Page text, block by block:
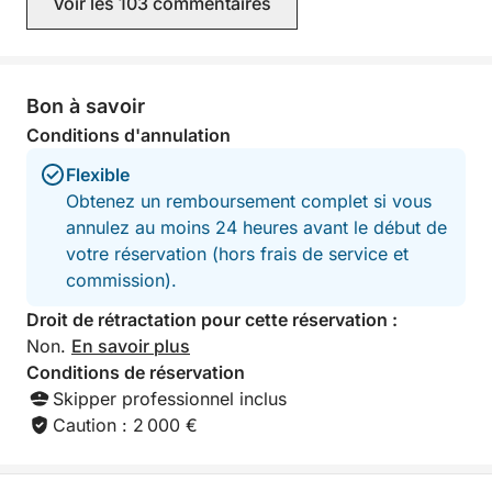
- Apportez votre pique-nique ou profitez d'un
Ce qui rend cette expérience unique, c'est sa
simplicité et son attention portée à chaque détail.
Tout est prévu pour passer d'excellentes heures en
mer : boissons, serviettes, conseils avisés sur les
lieux à découvrir… Une façon simple et agréable de
profiter d'Ibiza depuis la mer.
journée inoubliable
pour cette
Bon à savoir
Conditions d'annulation
Flexible
Obtenez un remboursement complet si vous
annulez au moins 24 heures avant le début de
votre réservation (hors frais de service et
commission).
Droit de rétractation pour cette réservation :
Non. En savoir plus
Conditions de réservation
Skipper professionnel inclus
Caution : 2 000 €